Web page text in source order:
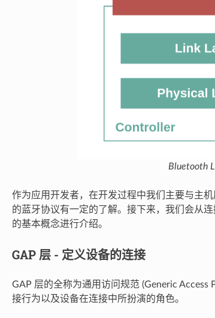
Bluetooth
作为应用开发者，在开发过程中我们主要与主
的蓝牙协议有一定的了解。接下来，我们会从
的基本概念进行介绍。
GAP 层 - 定义设备的连接
GAP 层的全称为通用访问规范 (Generic
接行为以及设备在连接中所扮演的角色。